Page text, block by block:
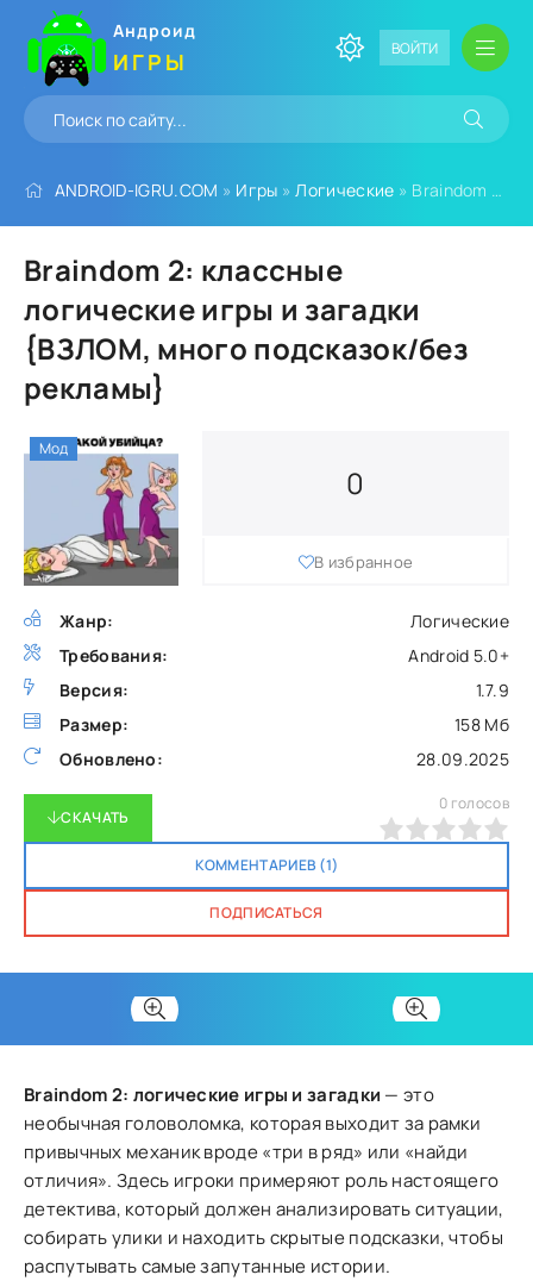
Андроид
ИГРЫ ВОЙТИ
ANDROID-IGRU.COM » Игры »Логические » Braindom 2: классные логические игры и загадки {ВЗЛОМ, много подсказок/без рекламы}
Braindom 2: классные
логические игры и загадки
{ВЗЛОМ, много подсказок/без
рекламы}
Жанр:
Логические
Требования:
Android 5.0+
Версия:
1.7.9
Размер:
158 Мб
Обновлено:
28.09.2025
0
В избранное
СКАЧАТЬ
КОММЕНТАРИЕВ (1)
ПОДПИСАТЬСЯ
0 голосов
Мод
Braindom 2: логические игры и загадки — это
необычная головоломка, которая выходит за рамки
привычных механик вроде «три в ряд» или «найди
отличия». Здесь игроки примеряют роль настоящего
детектива, который должен анализировать ситуации,
собирать улики и находить скрытые подсказки, чтобы
распутывать самые запутанные истории.